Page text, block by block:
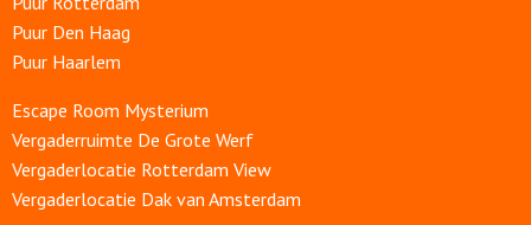
Puur Den Haag
Puur Haarlem
Escape Room Mysterium
Vergaderruimte De Grote Werf
Vergaderlocatie Rotterdam View
Vergaderlocatie Dak van Amsterdam